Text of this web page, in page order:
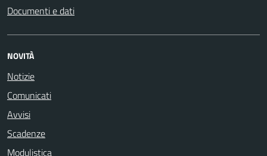
Documenti e dati
NOVITÀ
Notizie
Comunicati
Avvisi
Scadenze
Modulistica